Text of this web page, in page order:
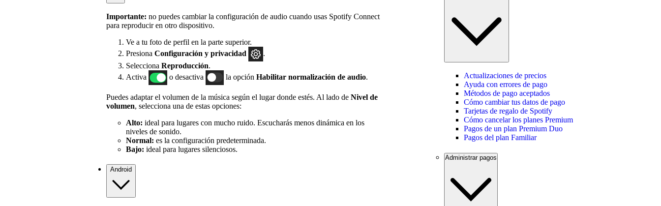
Importante: no puedes cambiar la configuración de audio cuando usas Spotify Connect
para reproducir en otro dispositivo.
Ve a tu foto de perfil en la parte superior.
Presiona Configuración y privacidad
.
Selecciona Reproducción.
Activa
o desactiva la opción Habilitar normalización de audio.
Puedes adaptar el volumen de la música según el lugar donde estés. Al lado de Nivel de
volumen, selecciona una de estas opciones:
Alto: ideal para lugares con mucho ruido. Escucharás menos dinámica en los
niveles de sonido.
Normal: es la configuración predeterminada.
Bajo: ideal para lugares silenciosos.
Android
Actualizaciones de precios
Ayuda con errores de pago
Métodos de pago aceptados
Cómo cambiar tus datos de pago
Tarjetas de regalo de Spotify
Cómo cancelar los planes Premium
Pagos de un plan Premium Duo
Pagos del plan Familiar
Administrar pagos